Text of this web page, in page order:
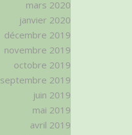
mars 2020
janvier 2020
décembre 2019
novembre 2019
octobre 2019
septembre 2019
juin 2019
mai 2019
avril 2019